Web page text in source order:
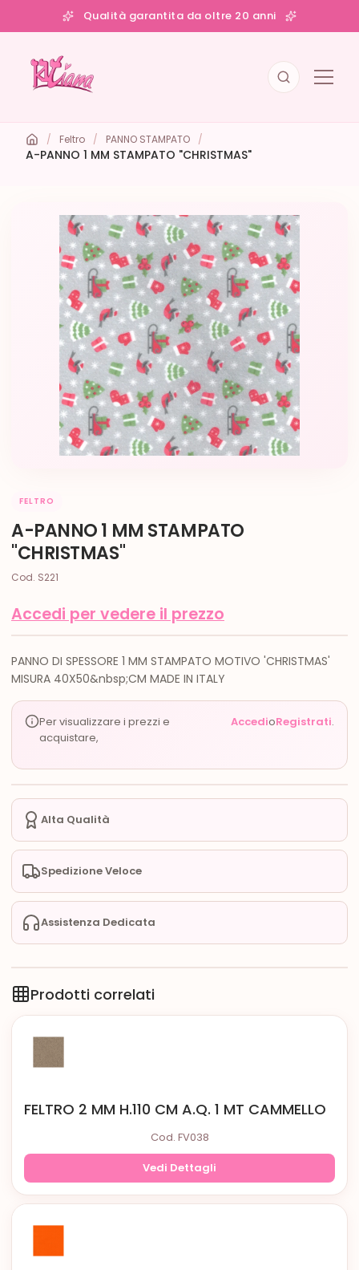
Qualità garantita da oltre 20 anni
/ Feltro / PANNO STAMPATO /
A-PANNO 1 MM STAMPATO "CHRISTMAS"
FELTRO
A-PANNO 1 MM STAMPATO
"CHRISTMAS"
Cod. S221
Accedi per vedere il prezzo
PANNO DI SPESSORE 1 MM STAMPATO MOTIVO 'CHRISTMAS'
MISURA 40X50&nbsp;CM MADE IN ITALY
Per visualizzare i prezzi e
acquistare,
AccedioRegistrati.
Alta Qualità
Spedizione Veloce
Assistenza Dedicata
Prodotti correlati
FELTRO 2 MM H.110 CM A.Q. 1 MT CAMMELLO
Cod. FV038
Vedi Dettagli